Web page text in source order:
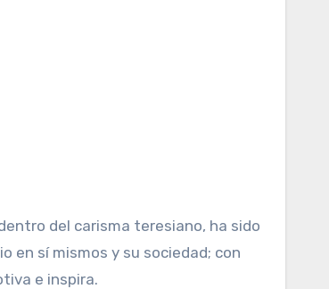
del carisma teresiano, ha sido
en sí mismos y su sociedad; con
e inspira.